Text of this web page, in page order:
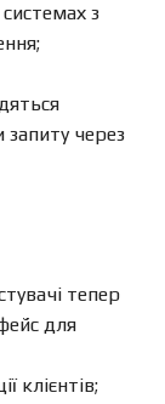
з
запиту через
тепер
для
клієнтів;